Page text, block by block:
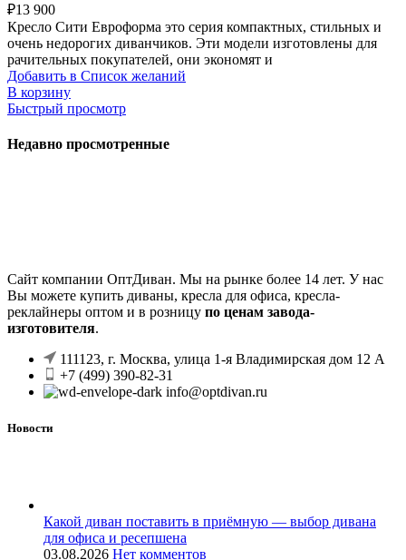
₽13 900
Кресло Сити Евроформа это серия компактных, стильных и
очень недорогих диванчиков. Эти модели изготовлены для
рачительных покупателей, они экономят и
Добавить в Список желаний
В корзину
Быстрый просмотр
Недавно просмотренные
Сайт компании ОптДиван. Мы на рынке более 14 лет. У нас
Вы можете купить диваны, кресла для офиса, кресла-
реклайнеры оптом и в розницу по ценам завода-
изготовителя.
111123, г. Москва, улица 1-я Владимирская дом 12 А
+7 (499) 390-82-31
info@optdivan.ru
Новости
Какой диван поставить в приёмную — выбор дивана
для офиса и ресепшена
03.08.2026 Нет комментов